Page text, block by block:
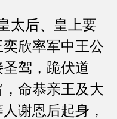
太后、皇上要
欣率军中王公
驾，跪伏道
命恭亲王及大
谢恩后起身，